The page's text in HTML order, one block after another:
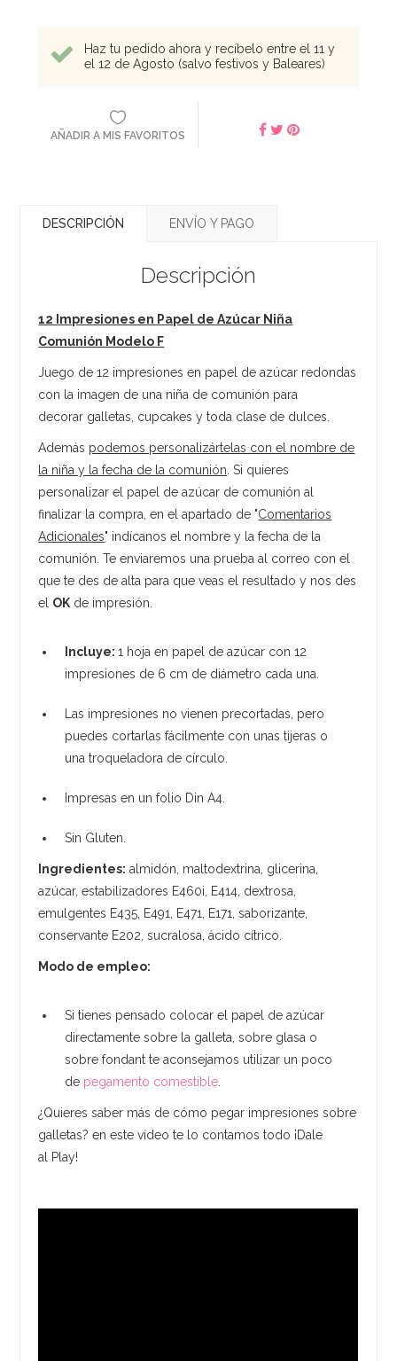
Haz tu pedido ahora y recíbelo entre el 11 y
el 12 de Agosto (salvo festivos y Baleares)
AÑADIR A MIS FAVORITOS
DESCRIPCIÓN ENVÍO Y PAGO
Descripción
12 Impresiones en Papel de Azúcar Niña
Comunión Modelo F
Juego de 12 impresiones en papel de azúcar redondas
con la imagen de una niña de comunión para
decorar galletas, cupcakes y toda clase de dulces.
Además podemos personalizártelas con el nombre de
la niña y la fecha de la comunión . Si quieres
personalizar el papel de azúcar de comunión al
finalizar la compra, en el apartado de "Comentarios
Adicionales" indícanos el nombre y la fecha de la
comunión. Te enviaremos una prueba al correo con el
que te des de alta para que veas el resultado y nos des
el OK de impresión.
Incluye:1 hoja en papel de azúcar con 12
impresiones de 6 cm de diámetro cada una.
Las impresiones no vienen precortadas, pero
puedes cortarlas fácilmente con unas tijeras o
una troqueladora de círculo.
Impresas en un folio Din A4.
Sin Gluten.
Ingredientes: almidón, maltodextrina, glicerina,
azúcar, estabilizadores E460i, E414, dextrosa,
emulgentes E435, E491, E471, E171, saborizante,
conservante E202, sucralosa, ácido cítrico.
Modo de empleo:
Si tienes pensado colocar el papel de azúcar
directamente sobre la galleta, sobre glasa o
sobre fondant te aconsejamos utilizar un poco
de pegamento comestible
¿Quieres saber más de cómo pegar impresiones sobre
galletas? en este vídeo te lo contamos todo ¡Dale
al Play!